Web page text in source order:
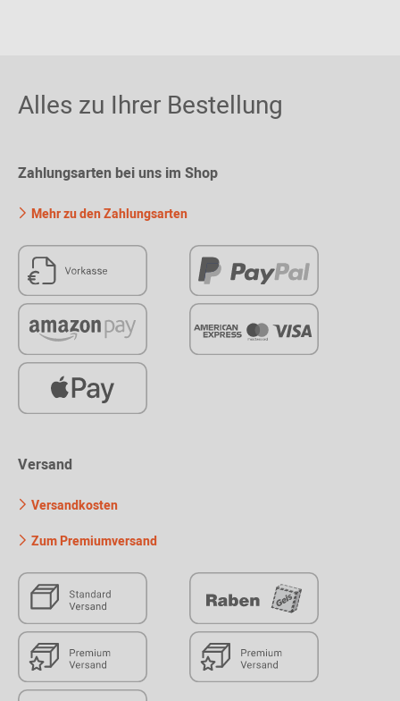
Alles zu Ihrer Bestellung
Zahlungsarten bei uns im Shop
Mehr zu den Zahlungsarten
Versand
Versandkosten
Zum Premiumversand